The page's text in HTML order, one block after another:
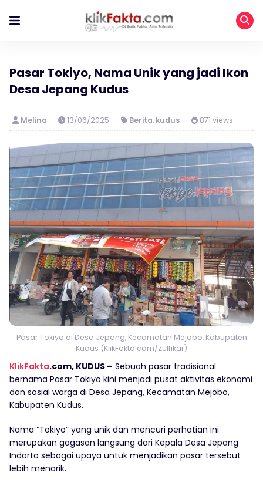
Pasar Tokiyo, Nama Unik yang jadi Ikon
Desa Jepang Kudus
Melina 13/06/2025 Berita, kudus 871 views
Pasar Tokiyo di Desa Jepang, Kecamatan Mejobo, Kabupaten
Kudus (KlikFakta.com/Zulfikar)
KlikFakta.com, KUDUS – Sebuah pasar tradisional
bernama Pasar Tokiyo kini menjadi pusat aktivitas ekonomi
dan sosial warga di Desa Jepang, Kecamatan Mejobo,
Kabupaten Kudus.
Nama “Tokiyo” yang unik dan mencuri perhatian ini
merupakan gagasan langsung dari Kepala Desa Jepang
Indarto sebagai upaya untuk menjadikan pasar tersebut
lebih menarik.